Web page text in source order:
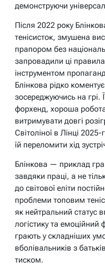
демонструючи
Після 2022 року
тенісисток, змушена
прапором без
запровадили ці
інструментом
Блінкова рідко
зосереджуючись на грі.
форхенд, хороша робота
витримувати довгі
Світоліної в Лінці
їй переломити хід
Блінкова — приклад
завдяки праці, а не
до світової еліти
проблеми топовим
як нейтральний статус
логістику та
грають у складніших
вболівальників з
тиском.